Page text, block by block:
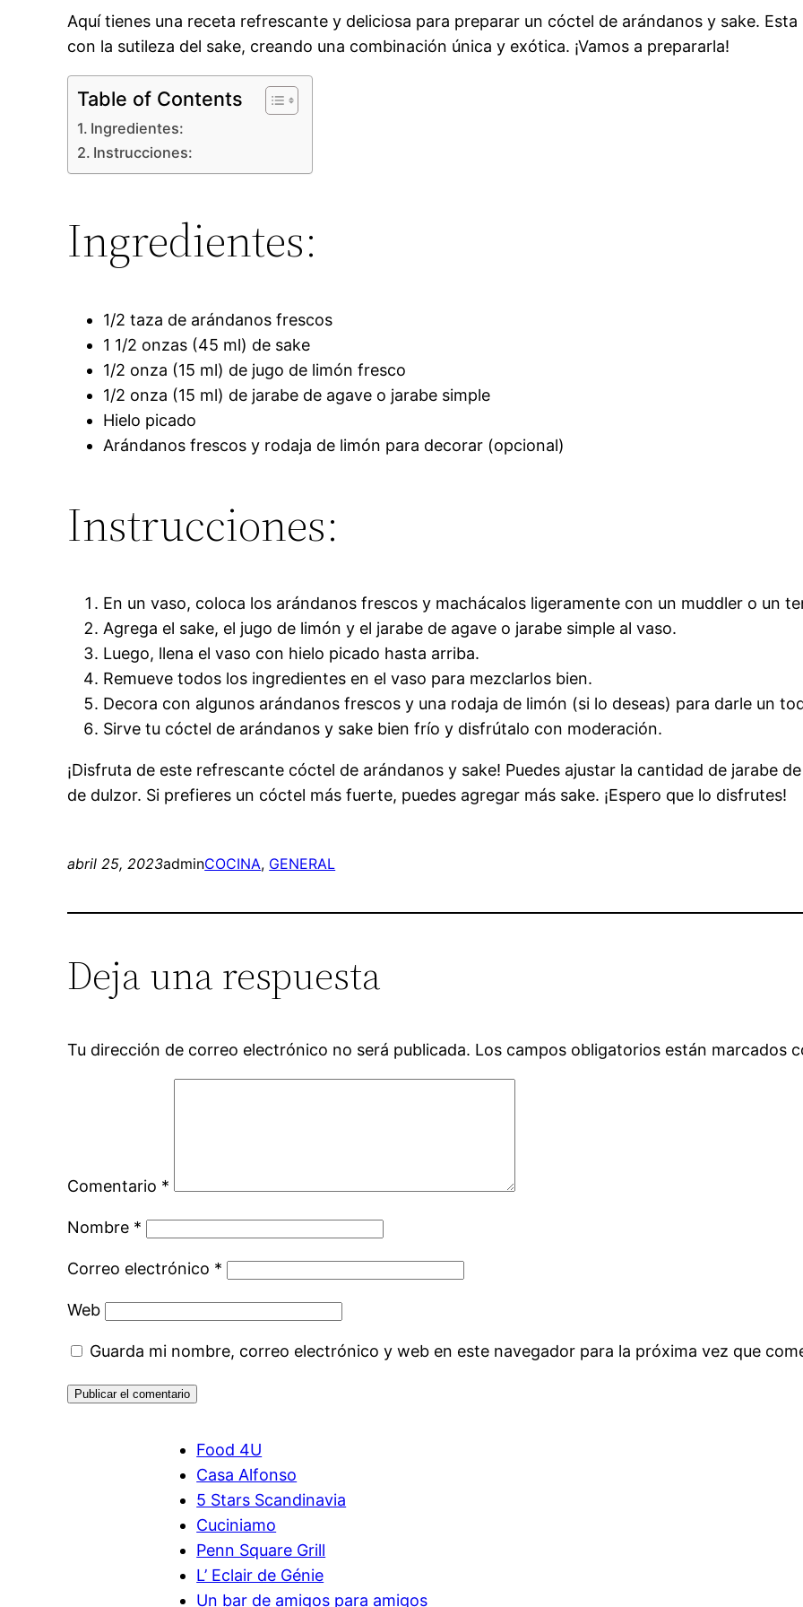
Aquí tienes una receta refrescante y deliciosa para preparar un cóctel de arándanos y sake.
con la sutileza del sake, creando una combinación única y exótica. ¡Vamos a prepararla!
Table of Contents
Ingredientes:
Instrucciones:
Ingredientes:
1/2 taza de arándanos frescos
1 1/2 onzas (45 ml) de sake
1/2 onza (15 ml) de jugo de limón fresco
1/2 onza (15 ml) de jarabe de agave o jarabe simple
Hielo picado
Arándanos frescos y rodaja de limón para decorar (opcional)
Instrucciones:
En un vaso, coloca los arándanos frescos y machácalos ligeramente con un muddler o un
Agrega el sake, el jugo de limón y el jarabe de agave o jarabe simple al vaso.
Luego, llena el vaso con hielo picado hasta arriba.
Remueve todos los ingredientes en el vaso para mezclarlos bien.
Decora con algunos arándanos frescos y una rodaja de limón (si lo deseas) para darle un
Sirve tu cóctel de arándanos y sake bien frío y disfrútalo con moderación.
¡Disfruta de este refrescante cóctel de arándanos y sake! Puedes ajustar la cantidad de jarabe
de dulzor. Si prefieres un cóctel más fuerte, puedes agregar más sake. ¡Espero que lo disfrutes!
abril 25, 2023adminCOCINA, GENERAL
Deja una respuesta
Tu dirección de correo electrónico no será publicada. Los campos obligatorios están marcados
Comentario *
Nombre *
Correo electrónico *
Web
Guarda mi nombre, correo electrónico y web en este navegador para la próxima vez que
Food 4U
Casa Alfonso
5 Stars Scandinavia
Cuciniamo
Penn Square Grill
L’ Eclair de Génie
Un bar de amigos para amigos